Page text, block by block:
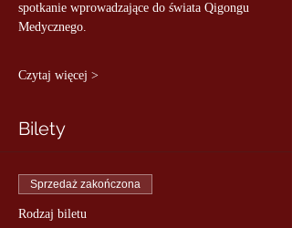
spotkanie wprowadzające do świata Qigongu
Medycznego.
Czytaj więcej >
Bilety
Sprzedaż zakończona
Rodzaj biletu